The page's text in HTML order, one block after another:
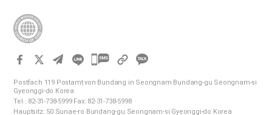
카
오
Postfach 119 Postamt von Bundang in Seongnam Bundang-gu Seongnam-si
Gyeonggi-do Korea
Tel.: 82-31-738-5999 Fax: 82-31-738-5998
Hauptsitz: 50 Sunae-ro Bundang-gu Seongnam-si Gyeonggi-do Korea